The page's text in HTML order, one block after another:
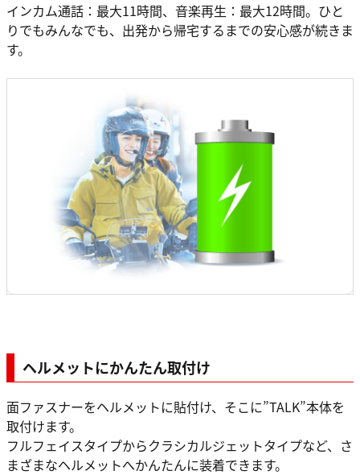
インカム通話：最大11時間、音楽再生：最大12時間。ひと
りでもみんなでも、出発から帰宅するまでの安心感が続きま
す。
ヘルメットにかんたん取付け
面ファスナーをヘルメットに貼付け、そこに”TALK”本体を
取付けます。
フルフェイスタイプからクラシカルジェットタイプなど、さ
まざまなヘルメットへかんたんに装着できます。